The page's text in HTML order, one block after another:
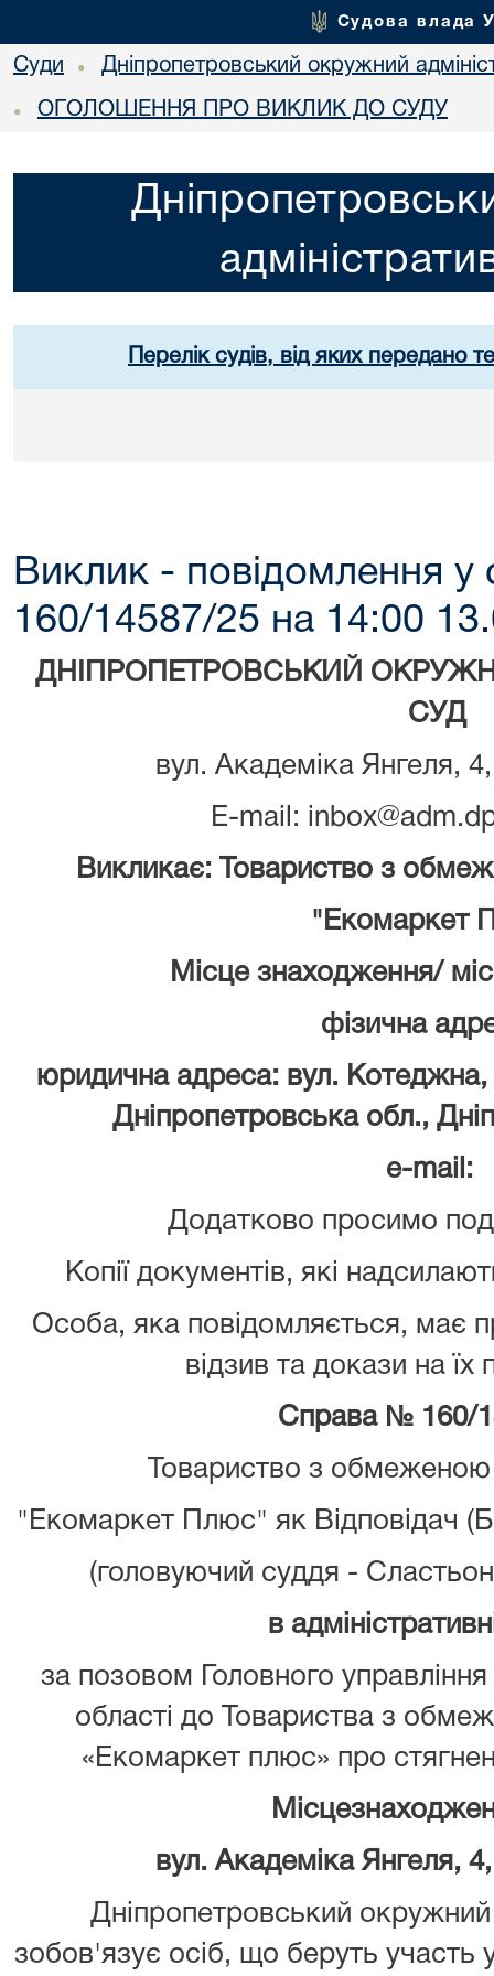
Судова влада
Суди • Дніпропетровський окружний
• ОГОЛОШЕННЯ ПРО ВИКЛИК ДО СУДУ
Перелік судів, від яких передано
Виклик - повідомлення у
160/14587/25 на 14:00
ДНІПРОПЕТРОВСЬКИЙ
СУД
вул. Академіка Янгеля,
E-mail:
Викликає: Товариство з
"Екомаркет
Місце знаходження/
фізична
юридична адреса: вул. Котеджна,
Дніпропетровська обл.,
e-mail:
Додатково просимо
Копії документів, які
Особа, яка повідомляється, має
відзив та докази на їх
Справа № 160/
Товариство з обмеженою
"Екомаркет Плюс" як Відповідач
(головуючий суддя -
в
за позовом Головного
області до Товариства з
«Екомаркет плюс» про
вул. Академіка Янгеля,
Дніпропетровський окружний
зобов'язує осіб, що беруть участь